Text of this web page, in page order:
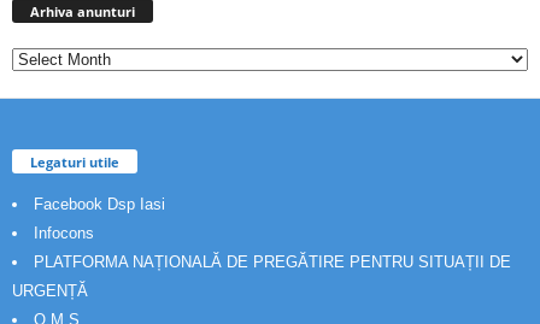
Arhiva anunturi
Legaturi utile
Facebook Dsp Iasi
Infocons
PLATFORMA NAȚIONALĂ DE PREGĂTIRE PENTRU SITUAȚII DE
URGENȚĂ
O.M.S